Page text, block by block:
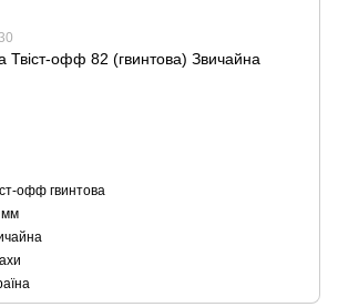
Твіст-офф 82 (гвинтова) Звичайна
офф гвинтова
мм